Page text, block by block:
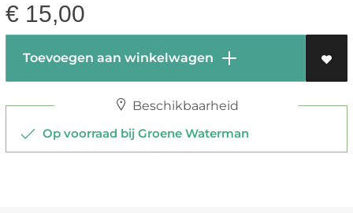
€ 15,00
Toevoegen aan winkelwagen
Beschikbaarheid
Op voorraad bij Groene Waterman